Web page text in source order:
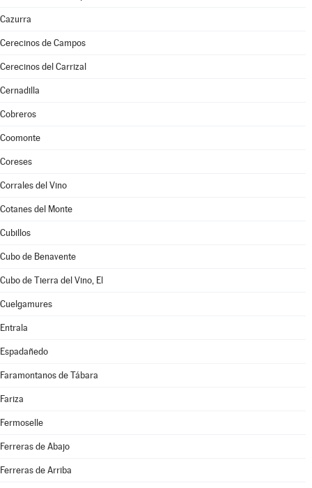
Cazurra
Cerecinos de Campos
Cerecinos del Carrizal
Cernadilla
Cobreros
Coomonte
Coreses
Corrales del Vino
Cotanes del Monte
Cubillos
Cubo de Benavente
Cubo de Tierra del Vino, El
Cuelgamures
Entrala
Espadañedo
Faramontanos de Tábara
Fariza
Fermoselle
Ferreras de Abajo
Ferreras de Arriba